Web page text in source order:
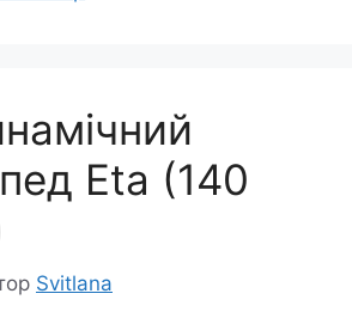
Eta (140
Svitlana